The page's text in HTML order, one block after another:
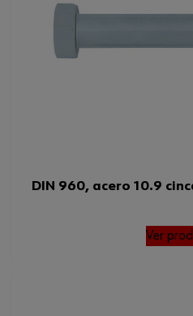
DIN 960, acero 10.9
Ver